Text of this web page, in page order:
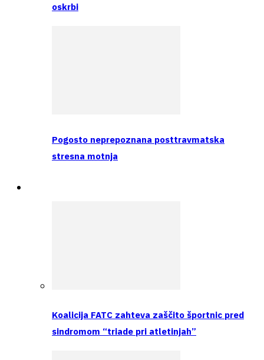
oskrbi
Pogosto neprepoznana posttravmatska
stresna motnja
Koalicija FATC zahteva zaščito športnic pred
sindromom “triade pri atletinjah”